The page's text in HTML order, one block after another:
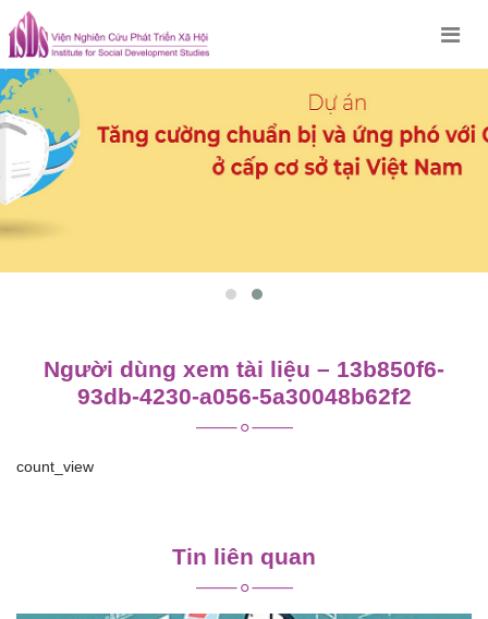
Skip
to
content
Người dùng xem tài liệu – 13b850f6-
93db-4230-a056-5a30048b62f2
count_view
Tin liên quan